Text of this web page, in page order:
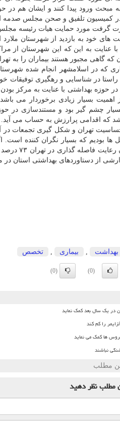
ورود پیدا کنند و ایشان هم در
کمیسیون تلفیق و صحن مجلس صدمه
گرفت مورد حمایت هیات رئیسه
خود به بازدید از شهرستان
به این که این شهرستان از
گاهی مجبور هستند بیماران را به
کاری که در اسلامشهر انجام شده
در شناسایی و رهگیری توفیقات
حوزه بهداشتی با عنایت به مرکز
اهمیت بسیار زیادی برخوردار می
چشم گیر بود و مستندسازی در
که اقدامی پرارزش به حساب می آید.
تهران و شکل گیری تجمعات در
بودیم که بسیار نگران کننده است.
بیشتری
از دستاوردهای بهداشتی استان
بهداشت , بیماری , تخصص
(0)
(0)
ها کمک می نماید
نباشند
مطلب
مطلبنظر دهید